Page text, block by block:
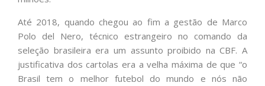
Até 2018, quando chegou ao fim a gestão de Marco
Polo del Nero, técnico estrangeiro no comando da
seleção brasileira era um assunto proibido na CBF. A
justificativa dos cartolas era a velha máxima de que “o
Brasil tem o melhor futebol do mundo e nós não